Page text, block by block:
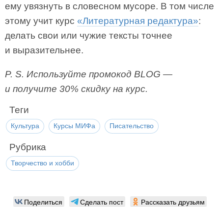
ему увязнуть в словесном мусоре. В том числе
этому учит курс «Литературная редактура»:
делать свои или чужие тексты точнее
и выразительнее.
P. S. Используйте промокод BLOG —
и получите 30% скидку на курс.
Теги
Культура Курсы МИФа Писательство
Рубрика
Творчество и хобби
Поделиться Сделать пост Рассказать друзьям